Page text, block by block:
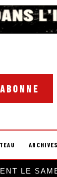
ARCHIVES
LE